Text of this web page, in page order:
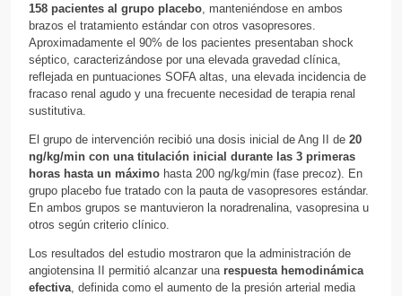
158 pacientes al grupo placebo, manteniéndose en ambos
brazos el tratamiento estándar con otros vasopresores.
Aproximadamente el 90% de los pacientes presentaban shock
séptico, caracterizándose por una elevada gravedad clínica,
reflejada en puntuaciones SOFA altas, una elevada incidencia de
fracaso renal agudo y una frecuente necesidad de terapia renal
sustitutiva.
El grupo de intervención recibió una dosis inicial de Ang II de 20
ng/kg/min con una titulación inicial durante las 3 primeras
horas hasta un máximo hasta 200 ng/kg/min (fase precoz). En
grupo placebo fue tratado con la pauta de vasopresores estándar.
En ambos grupos se mantuvieron la noradrenalina, vasopresina u
otros según criterio clínico.
Los resultados del estudio mostraron que la administración de
angiotensina II permitió alcanzar una respuesta hemodinámica
efectiva, definida como el aumento de la presión arterial media